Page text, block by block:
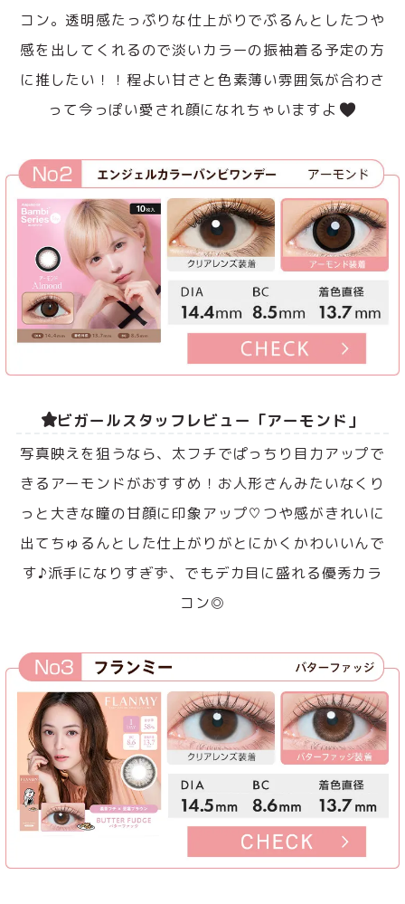
コン。透明感たっぷりな仕上がりでぷるんとしたつや
感を出してくれるので淡いカラーの振袖着る予定の方
に推したい！！程よい甘さと色素薄い雰囲気が合わさ
って今っぽい愛され顔になれちゃいますよ
ビガールスタッフレビュー「アーモンド」
写真映えを狙うなら、太フチでぱっちり目力アップで
きるアーモンドがおすすめ！お人形さんみたいなくり
っと大きな瞳の甘顔に印象アップ♡つや感がきれいに
出てちゅるんとした仕上がりがとにかくかわいいんで
す♪派手になりすぎず、でもデカ目に盛れる優秀カラ
コン◎